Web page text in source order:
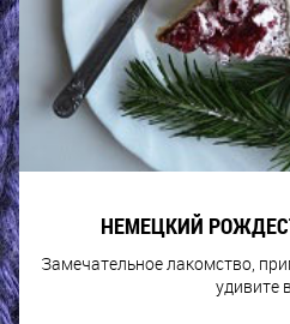
НЕМЕЦКИЙ
Замечательное лакомство,
удивите